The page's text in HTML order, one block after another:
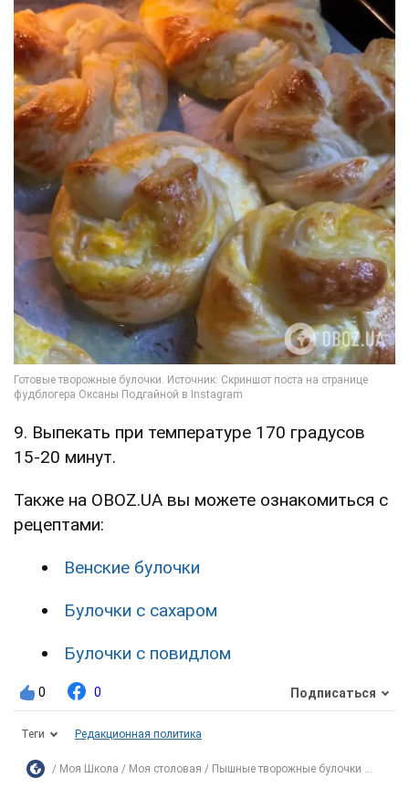
9. Выпекать при температуре 170 градусов
15-20 минут.
Также на OBOZ.UA вы можете ознакомиться с
рецептами:
Венские булочки
Булочки с сахаром
Булочки с повидлом
0 0 Подписаться
Теги Редакционная политика
Моя Школа Моя столовая Пышные творожные булочки ...